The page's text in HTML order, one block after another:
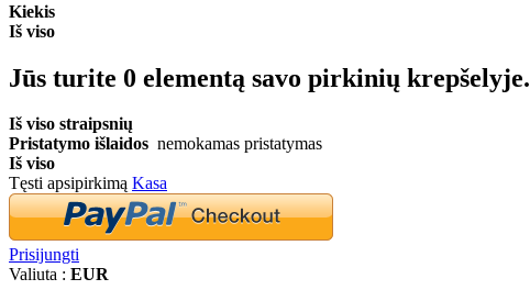
Kiekis
Iš viso
Jūs turite 0 elementą savo pirkinių krepšelyje.
Iš viso straipsnių
Pristatymo išlaidos nemokamas pristatymas
Iš viso
Tęsti apsipirkimą Kasa
Prisijungti
Valiuta : EUR